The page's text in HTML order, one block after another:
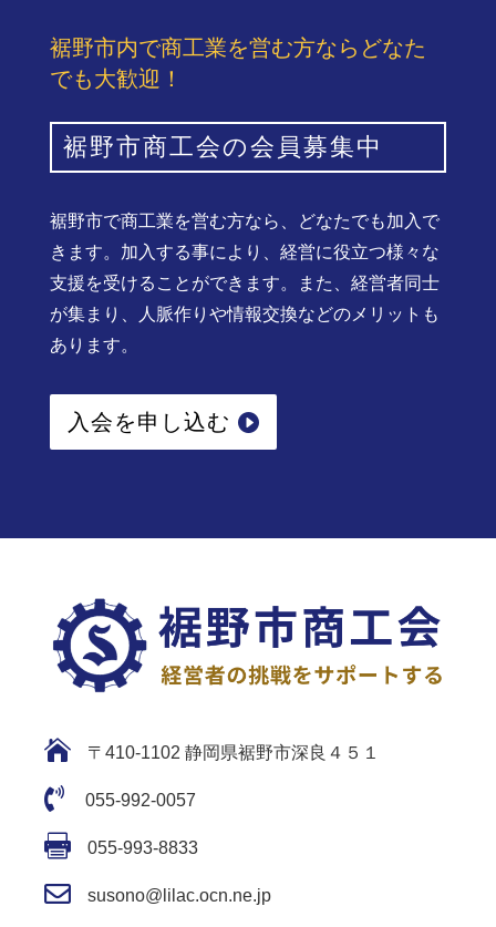
裾野市内で商工業を営む方ならどなた
でも大歓迎！
裾野市商工会の会員募集中
裾野市で商工業を営む方なら、どなたでも加入で
きます。加入する事により、経営に役立つ様々な
支援を受けることができます。また、経営者同士
が集まり、人脈作りや情報交換などのメリットも
あります。
入会を申し込む
 〒410-1102 静岡県裾野市深良４５１
 055-992-0057
 055-993-8833
 susono@lilac.ocn.ne.jp